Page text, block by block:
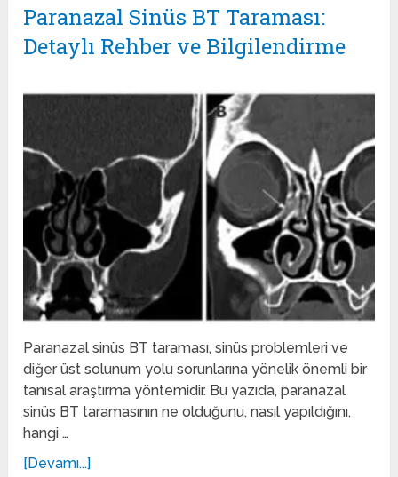
Paranazal Sinüs BT Taraması:
Detaylı Rehber ve Bilgilendirme
Paranazal sinüs BT taraması, sinüs problemleri ve
diğer üst solunum yolu sorunlarına yönelik önemli bir
tanısal araştırma yöntemidir. Bu yazıda, paranazal
sinüs BT taramasının ne olduğunu, nasıl yapıldığını,
hangi …
[Devamı...]